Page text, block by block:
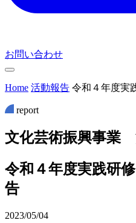
お問い合わせ
Home 活動報告 令和４年度実
report
文化芸術振興事業
令和４年度実践研
告
2023/05/04